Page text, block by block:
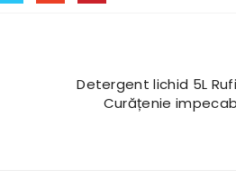
Detergent lichid 5L
Curățenie